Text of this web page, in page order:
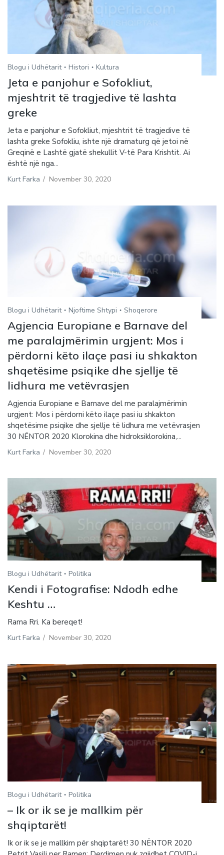
Blogu i Udhëtarit Histori Kultura
Jeta e panjohur e Sofokliut,
mjeshtrit të tragjedive të lashta
greke
Jeta e panjohur e Sofokliut, mjeshtrit të tragjedive të
lashta greke Sofokliu, ishte një dramaturg që jetoi në
Greqinë e Lashtë gjatë shekullit V-të Para Krishtit. Ai
është një nga...
Kurt Farka / November 30, 2020
Blogu i Udhëtarit Njoftime Shtypi Shoqerore
Agjencia Europiane e Barnave del
me paralajmërimin urgjent: Mos i
përdorni këto ilaçe pasi iu shkakton
shqetësime psiqike dhe sjellje të
lidhura me vetëvrasjen
Agjencia Europiane e Barnave del me paralajmërimin
urgjent: Mos i përdorni këto ilaçe pasi iu shkakton
shqetësime psiqike dhe sjellje të lidhura me vetëvrasjen
30 NËNTOR 2020 Klorokina dhe hidroksiklorokina,...
Kurt Farka / November 30, 2020
Blogu i Udhëtarit Politika
Kendi i Fotografise: Ndodh edhe
Keshtu …
Rama Rri. Ka bereqet!
Kurt Farka / November 30, 2020
Blogu i Udhëtarit Politika
– Ik or ik se je mallkim për
shqiptarët!
Ik or ik se je mallkim për shqiptarët! 30 NËNTOR 2020